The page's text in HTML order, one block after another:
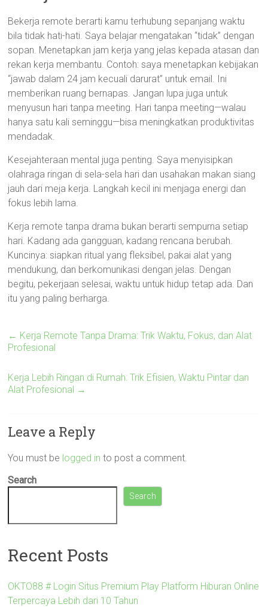
Bekerja remote berarti kamu terhubung sepanjang waktu
bila tidak hati-hati. Saya belajar mengatakan “tidak” dengan
sopan. Menetapkan jam kerja yang jelas kepada atasan dan
rekan kerja membantu. Contoh: saya menetapkan kebijakan
“jawab dalam 24 jam kecuali darurat” untuk email. Ini
memberikan ruang bernapas. Jangan lupa juga untuk
menyusun hari tanpa meeting. Hari tanpa meeting—walau
hanya satu kali seminggu—bisa meningkatkan produktivitas
mendadak.
Kesejahteraan mental juga penting. Saya menyisipkan
olahraga ringan di sela-sela hari dan usahakan makan siang
jauh dari meja kerja. Langkah kecil ini menjaga energi dan
fokus lebih lama.
Kerja remote tanpa drama bukan berarti sempurna setiap
hari. Kadang ada gangguan, kadang rencana berubah.
Kuncinya: siapkan ritual yang fleksibel, pakai alat yang
mendukung, dan berkomunikasi dengan jelas. Dengan
begitu, pekerjaan selesai, waktu untuk hidup tetap ada. Dan
itu yang paling berharga.
← Kerja Remote Tanpa Drama: Trik Waktu, Fokus, dan Alat
Profesional
Kerja Lebih Ringan di Rumah: Trik Efisien, Waktu Pintar dan
Alat Profesional →
Leave a Reply
You must be logged in to post a comment.
Search
Search
Recent Posts
OKTO88 # Login Situs Premium Play Platform Hiburan Online
Terpercaya Lebih dari 10 Tahun